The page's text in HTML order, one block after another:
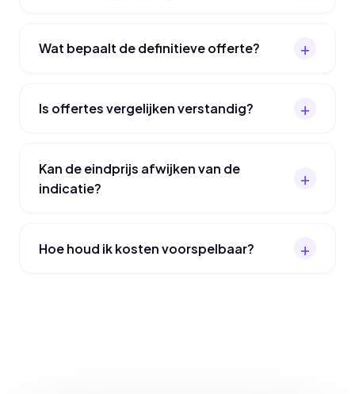
Wat bepaalt de definitieve offerte?
Is offertes vergelijken verstandig?
Kan de eindprijs afwijken van de
indicatie?
Hoe houd ik kosten voorspelbaar?